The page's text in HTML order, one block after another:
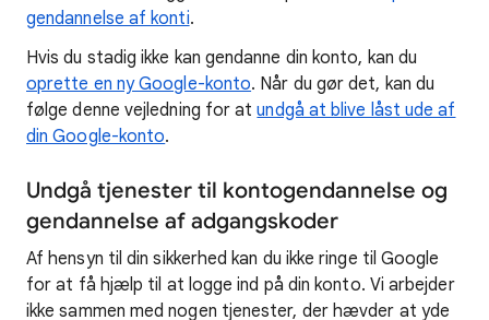
gendannelse af konti.
Hvis du stadig ikke kan gendanne din konto, kan du
oprette en ny Google-konto. Når du gør det, kan du
følge denne vejledning for atundgå at blive låst ude af
din Google-konto.
Undgå tjenester til kontogendannelse og
gendannelse af adgangskoder
Af hensyn til din sikkerhed kan du ikke ringe til Google
for at få hjælp til at logge ind på din konto. Vi arbejder
ikke sammen med nogen tjenester, der hævder at yde